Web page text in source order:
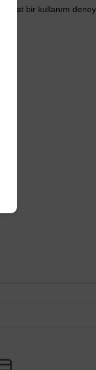
rahat bir kullanım